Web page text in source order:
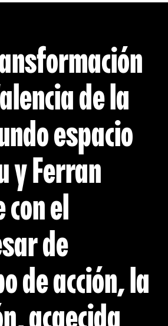
de la
espacio
y Ferran
el
de
de acción, la
acaecida